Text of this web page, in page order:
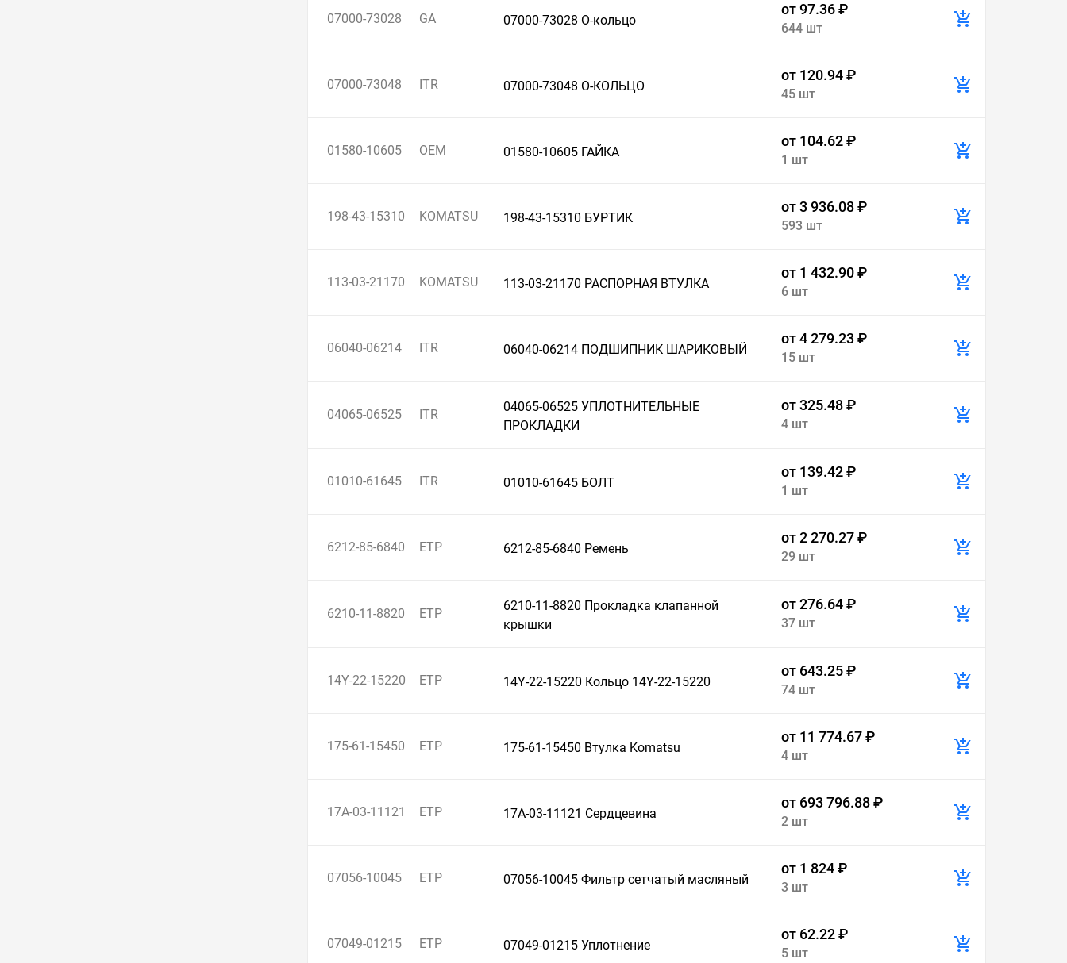
07000-73028 GA 07000-73028 О-кольцо
от 97.36 ₽
644 шт
07000-73048 ITR 07000-73048 О-КОЛЬЦО
от 120.94 ₽
45 шт
01580-10605 OEM 01580-10605 ГАЙКА
от 104.62 ₽
1 шт
198-43-15310 KOMATSU 198-43-15310 БУРТИК
от 3 936.08 ₽
593 шт
113-03-21170 KOMATSU 113-03-21170 РАСПОРНАЯ ВТУЛКА
от 1 432.90 ₽
6 шт
06040-06214 ITR 06040-06214 ПОДШИПНИК ШАРИКОВЫЙ
от 4 279.23 ₽
15 шт
04065-06525 ITR
04065-06525 УПЛОТНИТЕЛЬНЫЕ
ПРОКЛАДКИ
от 325.48 ₽
4 шт
01010-61645 ITR 01010-61645 БОЛТ
от 139.42 ₽
1 шт
6212-85-6840 ETP 6212-85-6840 Ремень
от 2 270.27 ₽
29 шт
6210-11-8820 ETP
6210-11-8820 Прокладка клапанной
крышки
от 276.64 ₽
37 шт
14Y-22-15220 ETP 14Y-22-15220 Кольцо 14Y-22-15220
от 643.25 ₽
74 шт
175-61-15450 ETP 175-61-15450 Втулка Komatsu
от 11 774.67 ₽
4 шт
17A-03-11121 ETP 17A-03-11121 Сердцевина
от 693 796.88 ₽
2 шт
07056-10045 ETP 07056-10045 Фильтр сетчатый масляный
от 1 824 ₽
3 шт
07049-01215 ETP 07049-01215 Уплотнение
от 62.22 ₽
5 шт